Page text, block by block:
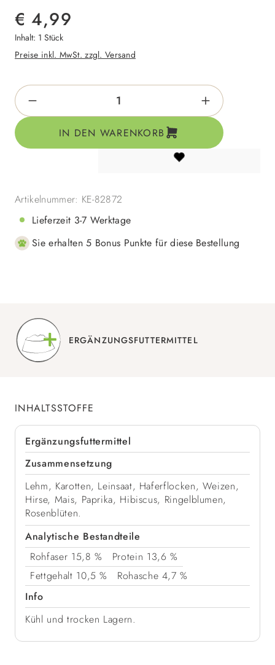
€ 4,99
Inhalt: 1 Stück
Preise inkl. MwSt. zzgl. Versand
Produkt Anzahl: Gib den gewünschten
IN DEN WARENKORB
Artikelnummer: KE-82872
Lieferzeit 3-7 Werktage
Sie erhalten 5 Bonus Punkte für diese Bestellung
ERGÄNZUNGSFUTTERMITTEL
INHALTSSTOFFE
Ergänzungsfuttermittel
Zusammensetzung
Lehm, Karotten, Leinsaat, Haferflocken, Weizen,
Hirse, Mais, Paprika, Hibiscus, Ringelblumen,
Rosenblüten.
Analytische Bestandteile
Rohfaser 15,8 % Protein 13,6 %
Fettgehalt 10,5 % Rohasche 4,7 %
Info
Kühl und trocken Lagern.